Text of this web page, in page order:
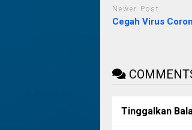
Newer Post
Cegah Virus
Tinggalkan